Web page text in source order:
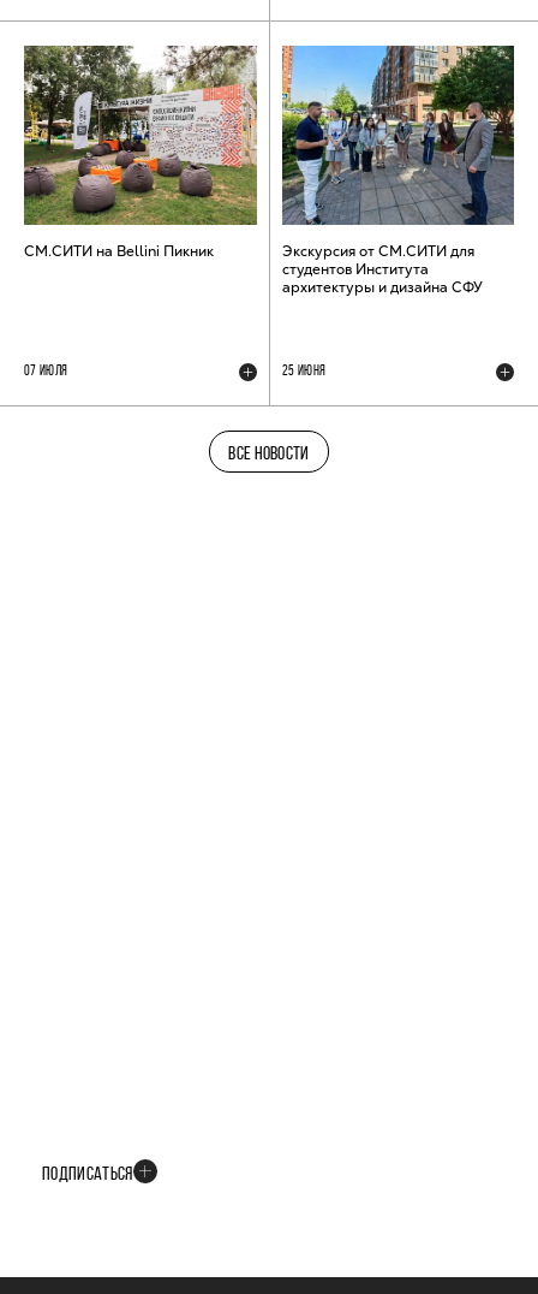
СМ.СИТИ на Bellini Пикник
07 ИЮЛЯ
Экскурсия от СМ.СИТИ для
студентов Института
архитектуры и дизайна СФУ
25 ИЮНЯ
ВСЕ НОВОСТИ
ПОДПИСАТЬСЯ